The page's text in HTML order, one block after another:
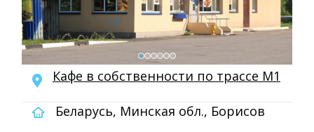
Кафе в собственности по трассе М1
Беларусь, Минская обл., Борисов